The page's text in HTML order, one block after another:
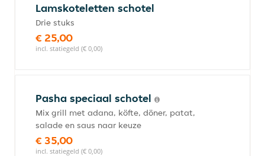
Lamskoteletten schotel
Drie stuks
€ 25,00
incl. statiegeld (€ 0,00)
Pasha speciaal schotel
Mix grill met adana, köfte, döner, patat,
salade en saus naar keuze
€ 35,00
incl. statiegeld (€ 0,00)